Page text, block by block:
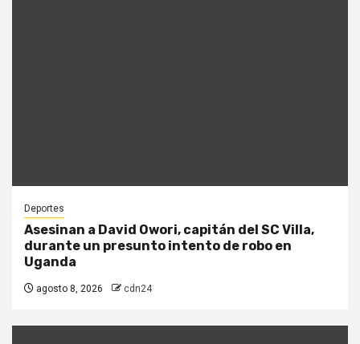
Deportes
Asesinan a David Owori, capitán del SC Villa,
durante un presunto intento de robo en
Uganda
agosto 8, 2026 cdn24